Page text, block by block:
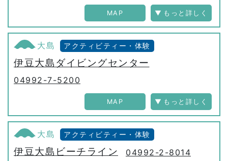
MAP
大島 アクティビティー・体験
伊豆大島ダイビングセンター
04992-7-5200
MAP
大島 アクティビティー・体験
伊豆大島ビーチライン 04992-2-8014